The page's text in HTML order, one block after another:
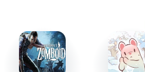
по типу покрытий, рельефу и
что создаёт атмосферу
исполнение включает шум моторов,
звуки природы, усиливая впечатления